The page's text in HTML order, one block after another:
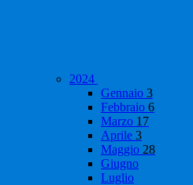
2024
Gennaio 3
Febbraio 6
Marzo 17
Aprile 3
Maggio 28
Giugno
Luglio